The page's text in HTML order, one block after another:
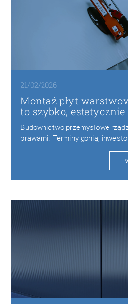
21/02/2026
Montaż płyt
to szybko, estetycznie
Budownictwo przemysłowe
prawami. Terminy gonią,